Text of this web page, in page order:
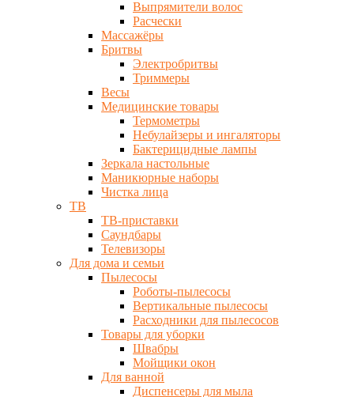
Выпрямители волос
Расчески
Массажёры
Бритвы
Электробритвы
Триммеры
Весы
Медицинские товары
Термометры
Небулайзеры и ингаляторы
Бактерицидные лампы
Зеркала настольные
Маникюрные наборы
Чистка лица
ТВ
ТВ-приставки
Саундбары
Телевизоры
Для дома и семьи
Пылесосы
Роботы-пылесосы
Вертикальные пылесосы
Расходники для пылесосов
Товары для уборки
Швабры
Мойщики окон
Для ванной
Диспенсеры для мыла